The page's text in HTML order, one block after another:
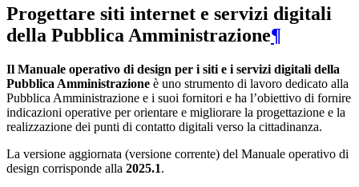
Progettare siti internet e servizi digitali
della Pubblica Amministrazione¶
Il Manuale operativo di design per i siti e i servizi digitali della
Pubblica Amministrazione è uno strumento di lavoro dedicato alla
Pubblica Amministrazione e i suoi fornitori e ha l’obiettivo di fornire
indicazioni operative per orientare e migliorare la progettazione e la
realizzazione dei punti di contatto digitali verso la cittadinanza.
La versione aggiornata (versione corrente) del Manuale operativo di
design corrisponde alla 2025.1.